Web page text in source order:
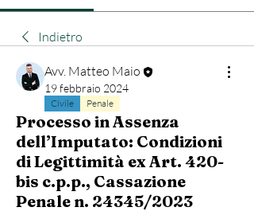
Indietro
Avv. Matteo Maio
19 febbraio 2024
Civile Penale
Processo in Assenza
dell’Imputato: Condizioni
di Legittimità ex Art. 420-
bis c.p.p., Cassazione
Penale n. 24345/2023